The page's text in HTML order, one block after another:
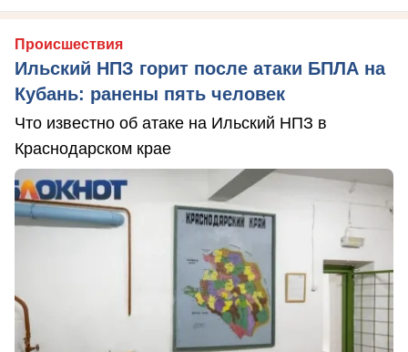
Происшествия
Ильский НПЗ горит после атаки БПЛА на
Кубань: ранены пять человек
Что известно об атаке на Ильский НПЗ в
Краснодарском крае